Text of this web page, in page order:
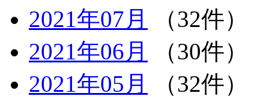
2021年07月
（32件）
2021年06月
（30件）
2021年05月
（32件）